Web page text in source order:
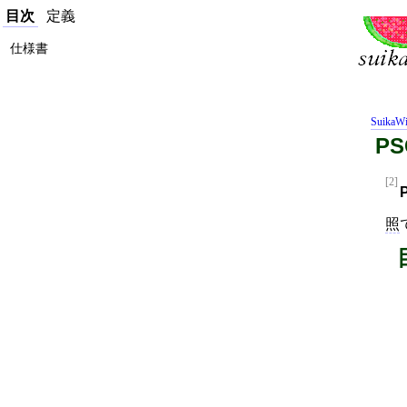
[2]
照
目次 定義
仕様書